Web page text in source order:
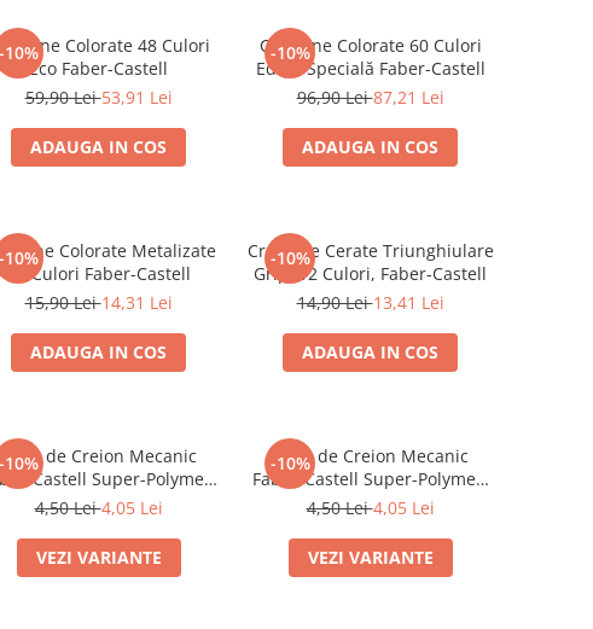
-10%
Colorate 48 Culori
Eco Faber-Castell
59,90 Lei53,91 Lei
ADAUGA IN COS
-10%
Creioane Colorate 60 Culori
Ediție Specială Faber-Castell
96,90 Lei87,21 Lei
ADAUGA IN COS
-10%
Colorate Metalizate
10 Culori Faber-Castell
15,90 Lei14,31 Lei
ADAUGA IN COS
-10%
Creioane Cerate Triunghiulare
Grip, 12 Culori, Faber-Castell
14,90 Lei13,41 Lei
ADAUGA IN COS
-10%
Mine de Creion Mecanic
Castell Super-Polymer,
0,5 mm, HB/B, 12 Bucăți
4,50 Lei4,05 Lei
VEZI VARIANTE
-10%
Mine de Creion Mecanic
Faber-Castell Super-Polymer,
0,7 mm, HB/B, 12 Bucăți
4,50 Lei4,05 Lei
VEZI VARIANTE